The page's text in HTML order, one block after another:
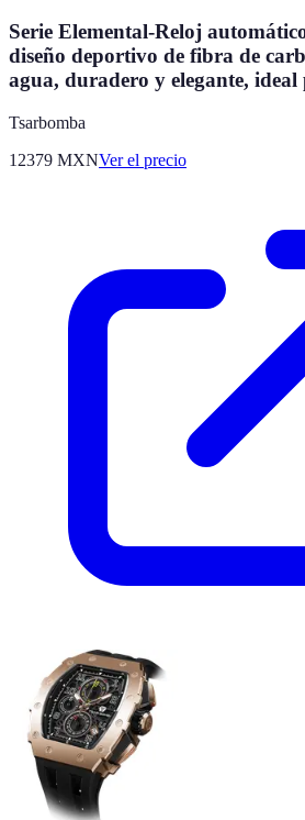
Serie Elemental-Reloj
diseño deportivo de fibra de
agua, duradero y elegante, ideal
Tsarbomba
12379 MXNVer el precio